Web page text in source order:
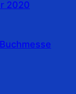
2020